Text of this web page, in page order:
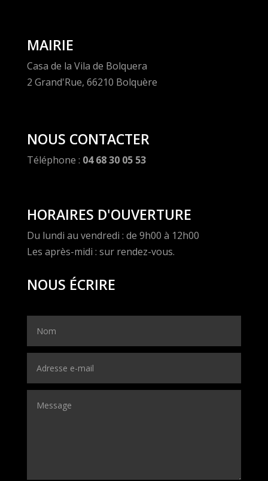
MAIRIE
Casa de la Vila de Bolquera
2 Grand'Rue, 66210 Bolquère
NOUS CONTACTER
Téléphone : 04 68 30 05 53
HORAIRES D'OUVERTURE
Du lundi au vendredi : de 9h00 à 12h00
Les après-midi : sur rendez-vous.
NOUS ÉCRIRE